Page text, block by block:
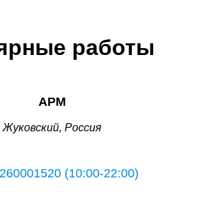
работы
АРМ
Жуковский, Россия
(10:00-22:00)